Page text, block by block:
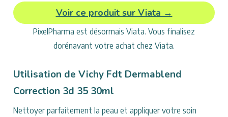
Options
pour
Vichy
Correction
3d
30ml
frontend.regions.add_to_cart_description
Voir ce produit sur Viata →
PixelPharma est désormais Viata. Vous finalisez
dorénavant votre achat chez Viata.
Utilisation de Vichy Fdt Dermablend
Correction 3d 35 30ml
Nettoyer parfaitement la peau et appliquer votre soin